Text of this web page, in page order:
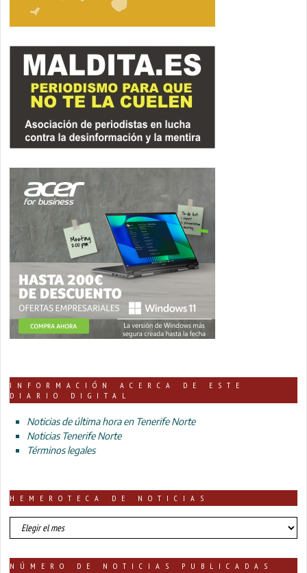
INFORMACIÓN ACERCA DE ESTE
DIARIO DIGITAL
Noticias de última hora en Tenerife Norte
Noticias Tenerife Norte
Términos legales
HEMEROTECA DE NOTICIAS
HEMEROTECA
DE
NÚMERO DE NOTICIAS PUBLICADAS